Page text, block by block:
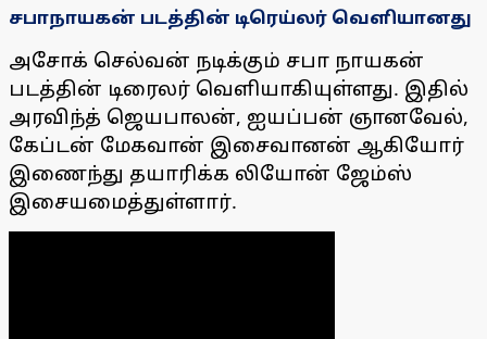
சபாநாயகன் படத்தின் டிரெய்லர் வெளியானது
அசோக் செல்வன் நடிக்கும் சபா நாயகன்
படத்தின் டிரைலர் வெளியாகியுள்ளது. இதில்
அரவிந்த் ஜெயபாலன், ஐயப்பன் ஞானவேல்,
கேப்டன் மேகவான் இசைவானன் ஆகியோர்
இணைந்து தயாரிக்க லியோன் ஜேம்ஸ்
இசையமைத்துள்ளார்.